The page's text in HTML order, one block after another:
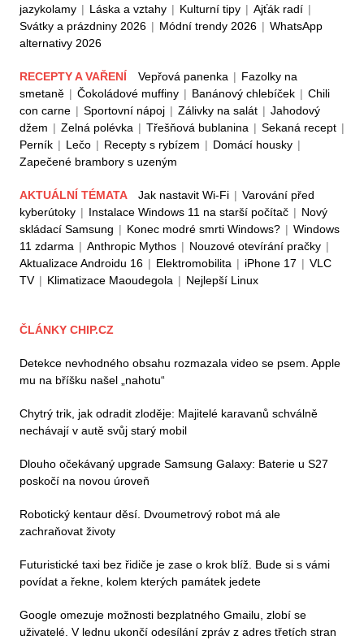
jazykolamy | Láska a vztahy | Kulturní tipy | Ajťák radí |
Svátky a prázdniny 2026 | Módní trendy 2026 | WhatsApp
alternativy 2026
RECEPTY A VAŘENÍ Vepřová panenka | Fazolky na
smetaně | Čokoládové muffiny | Banánový chlebíček | Chili
con carne | Sportovní nápoj | Zálivky na salát | Jahodový
džem | Zelná polévka | Třešňová bublanina | Sekaná recept |
Perník | Lečo | Recepty s rybízem | Domácí housky |
Zapečené brambory s uzeným
AKTUÁLNÍ TÉMATA Jak nastavit Wi-Fi | Varování před
kyberútoky | Instalace Windows 11 na starší počítač | Nový
skládací Samsung | Konec modré smrti Windows? | Windows
11 zdarma | Anthropic Mythos | Nouzové otevírání pračky |
Aktualizace Androidu 16 | Elektromobilita | iPhone 17 | VLC
TV | Klimatizace Maoudegola | Nejlepší Linux
ČLÁNKY CHIP.CZ
Detekce nevhodného obsahu rozmazala video se psem. Apple
mu na bříšku našel „nahotu“
Chytrý trik, jak odradit zloděje: Majitelé karavanů schválně
nechávají v autě svůj starý mobil
Dlouho očekávaný upgrade Samsung Galaxy: Baterie u S27
poskočí na novou úroveň
Robotický kentaur děsí. Dvoumetrový robot má ale
zachraňovat životy
Futuristické taxi bez řidiče je zase o krok blíž. Bude si s vámi
povídat a řekne, kolem kterých památek jedete
Google omezuje možnosti bezplatného Gmailu, zlobí se
uživatelé. V lednu ukončí odesílání zpráv z adres třetích stran